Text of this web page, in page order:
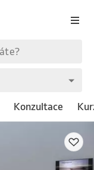
Konzultace